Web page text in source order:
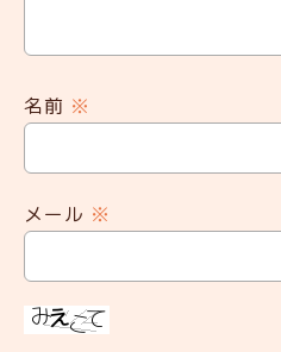
名前 ※
メール ※